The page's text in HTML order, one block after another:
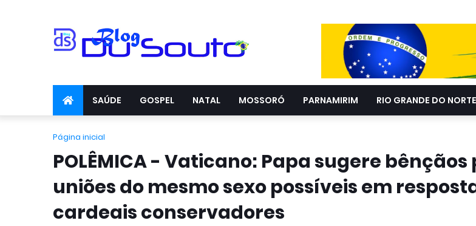
SAÚDE GOSPEL NATAL MOSSORÓ PARNAMIRIM RIO GRANDE DO NORTE
Página inicial
POLÊMICA - Vaticano: Papa sugere bênçãos
uniões do mesmo sexo possíveis em
cardeais conservadores